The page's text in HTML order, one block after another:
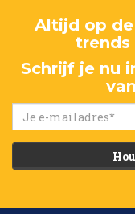
Altijd op
trends
Schrijf je nu